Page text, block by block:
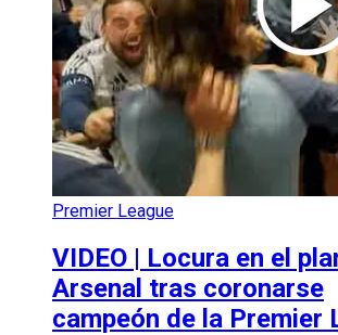
Premier League
VIDEO | Locura en el
Arsenal tras coronarse
campeón de la Premier